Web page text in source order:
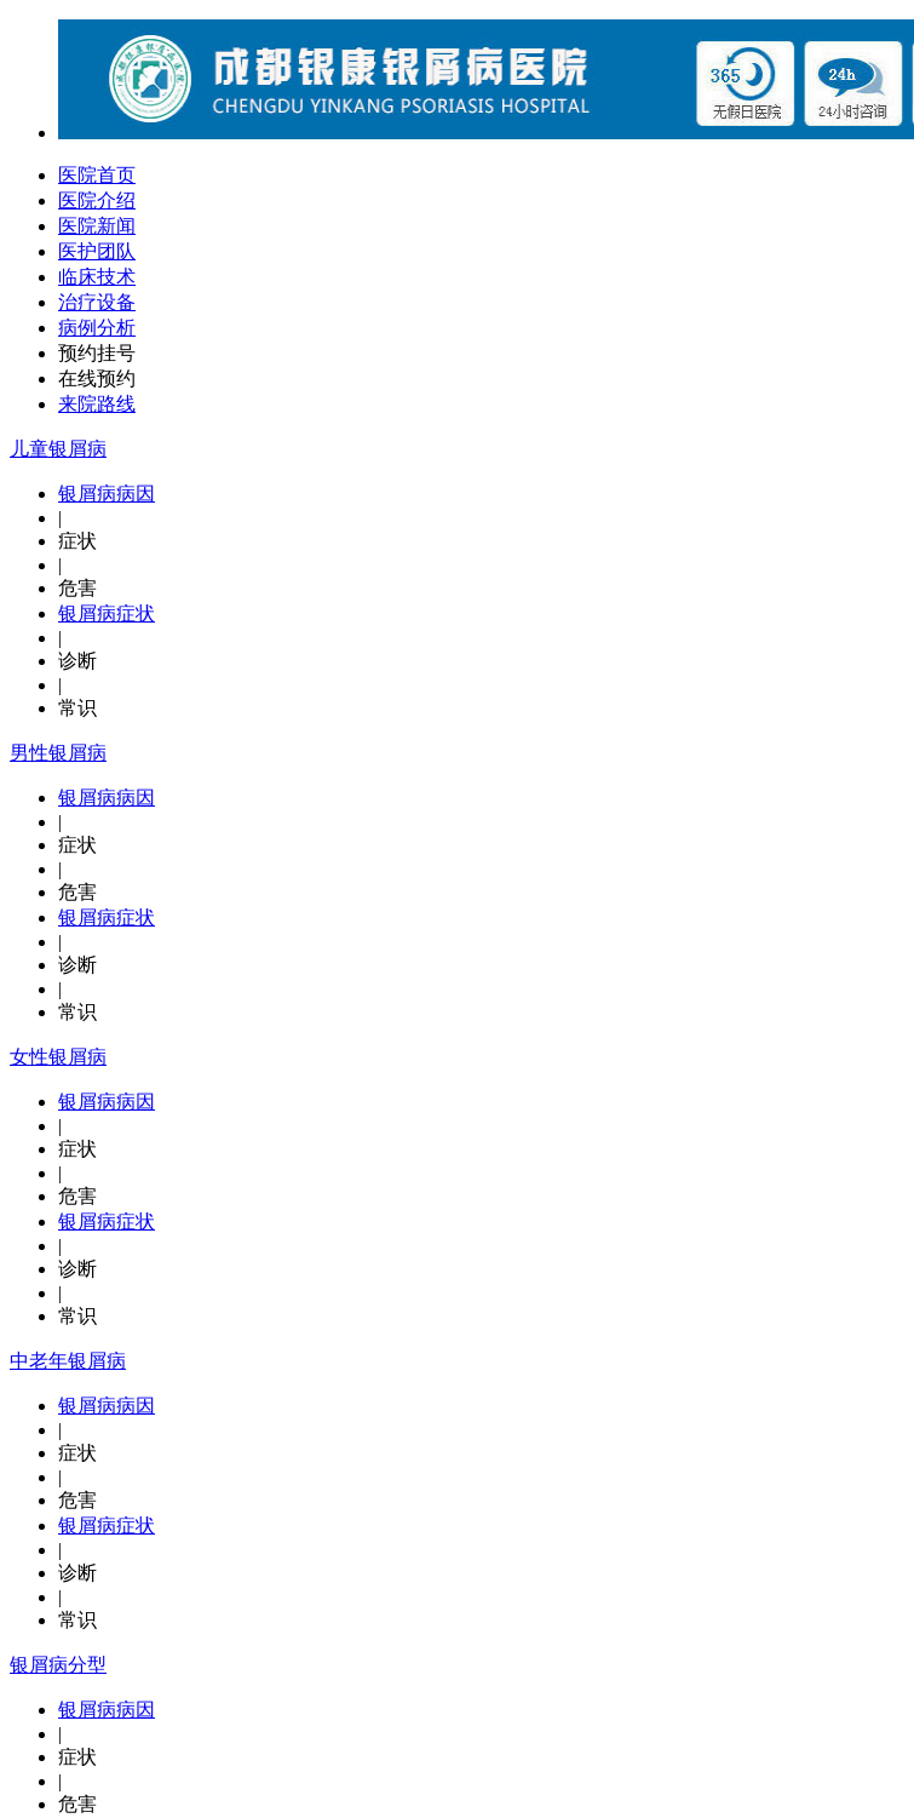
医院首页
医院介绍
医院新闻
医护团队
临床技术
治疗设备
病例分析
预约挂号
在线预约
来院路线
儿童银屑病
银屑病病因
|
症状
|
危害
银屑病症状
|
诊断
|
常识
男性银屑病
银屑病病因
|
症状
|
危害
银屑病症状
|
诊断
|
常识
女性银屑病
银屑病病因
|
症状
|
危害
银屑病症状
|
诊断
|
常识
中老年银屑病
银屑病病因
|
症状
|
危害
银屑病症状
|
诊断
|
常识
银屑病分型
银屑病病因
|
症状
|
危害